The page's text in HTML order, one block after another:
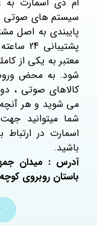
سیستم های صوتی
پایبندی به اصل
معتبر به یکی از
شود. به محض
کالاهای صوتی ،
می شوید و هر آنچه
شما میتوانید
اسمارت در ارتباط
باشید.
آدرس : میدان
باستان روبروی کوچه نفر پلاک